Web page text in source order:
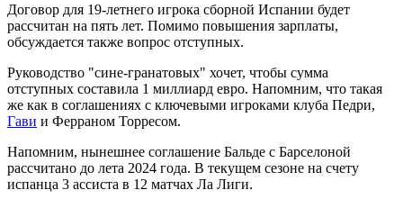
Договор для 19-летнего игрока сборной Испании будет
рассчитан на пять лет. Помимо повышения зарплаты,
обсуждается также вопрос отступных.
Руководство "сине-гранатовых" хочет, чтобы сумма
отступных составила 1 миллиард евро. Напомним, что такая
же как в соглашениях с ключевыми игроками клуба Педри,
Гави и Ферраном Торресом.
Напомним, нынешнее соглашение Бальде с Барселоной
рассчитано до лета 2024 года. В текущем сезоне на счету
испанца 3 ассиста в 12 матчах Ла Лиги.